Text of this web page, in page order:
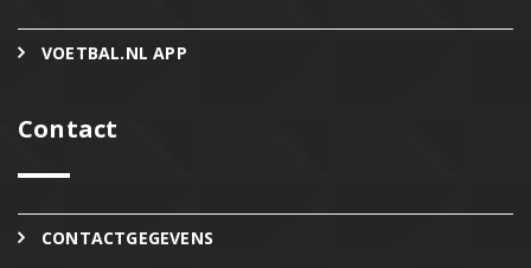
VOETBAL.NL APP
Contact
CONTACTGEGEVENS